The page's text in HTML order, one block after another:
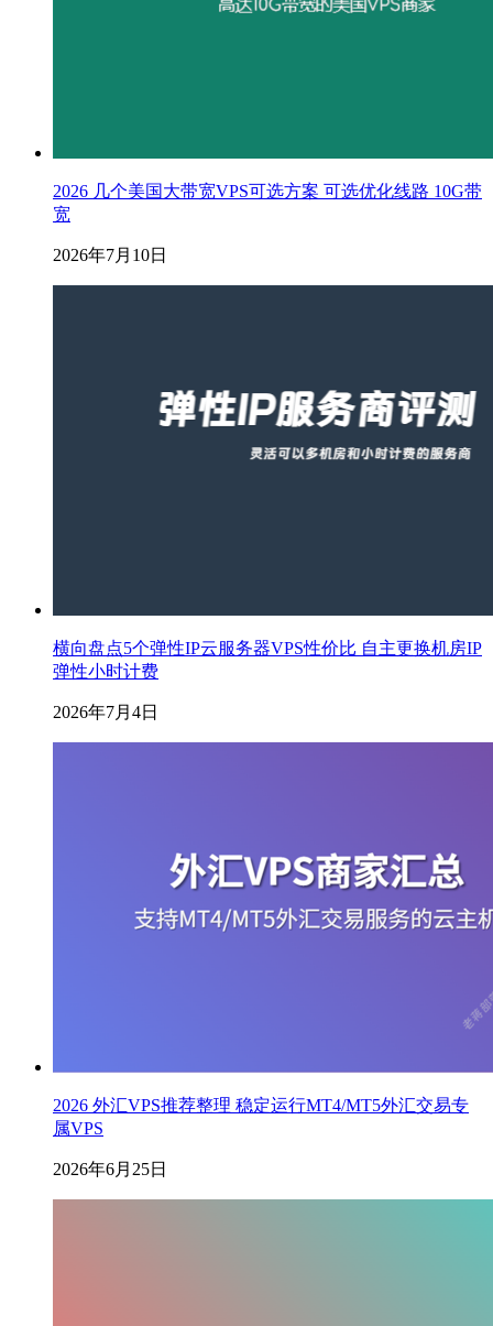
2026 几个美国大带宽VPS可选方案 可选优化线路 10G带
宽
2026年7月10日
横向盘点5个弹性IP云服务器VPS性价比 自主更换机房IP
弹性小时计费
2026年7月4日
2026 外汇VPS推荐整理 稳定运行MT4/MT5外汇交易专
属VPS
2026年6月25日